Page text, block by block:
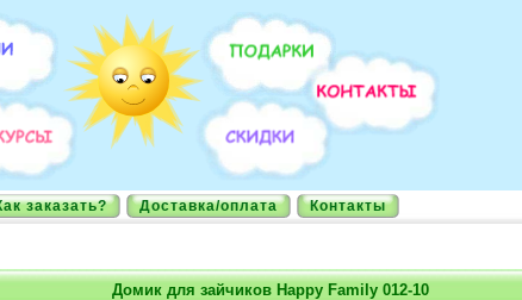
заказать? Доставка/оплата Контакты
Домик для зайчиков Happy Family 012-10